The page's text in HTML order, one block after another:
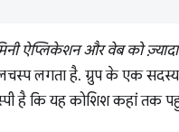
ऐप्लिकेशन और वेब को ज़्यादा
लगता है. ग्रुप के एक
है कि यह कोशिश कहां तक